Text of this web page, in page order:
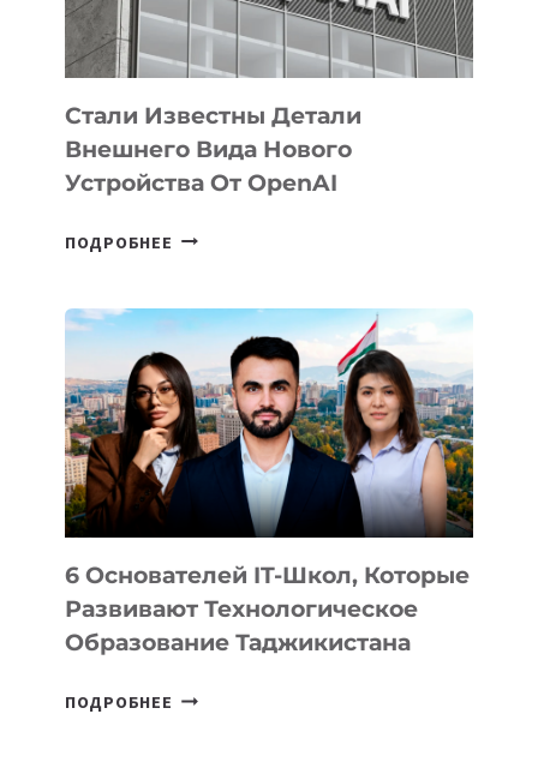
ИСКУССТВЕННОГО
ИНТЕЛЛЕКТА
Стали Известны Детали
Внешнего Вида Нового
Устройства От OpenAI
ПОДРОБНЕЕ СТАЛИ
ВНЕШНЕГО
ВИДА
НОВОГО
УСТРОЙСТВА
ОТ
OPENAI
6 Основателей IT-Школ, Которые
Развивают Технологическое
Образование Таджикистана
ПОДРОБНЕЕ 6